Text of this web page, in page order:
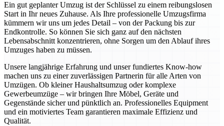
Ein gut geplanter Umzug ist der Schlüssel zu einem reibungslosen
Start in Ihr neues Zuhause. Als Ihre professionelle Umzugsfirma
kümmern wir uns um jedes Detail – von der Packung bis zur
Endkontrolle. So können Sie sich ganz auf den nächsten
Lebensabschnitt konzentrieren, ohne Sorgen um den Ablauf ihres
Umzuges haben zu müssen.
Unsere langjährige Erfahrung und unser fundiertes Know-how
machen uns zu einer zuverlässigen Partnerin für alle Arten von
Umzügen. Ob kleiner Haushaltsumzug oder komplexe
Gewerbeumzüge – wir bringen Ihre Möbel, Geräte und
Gegenstände sicher und pünktlich an. Professionelles Equipment
und ein motiviertes Team garantieren maximale Effizienz und
Qualität.